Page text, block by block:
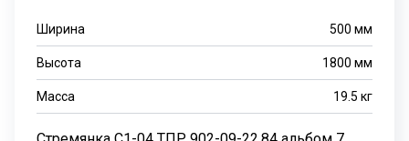
Ширина 500 мм
Высота 1800 мм
Масса 19.5 кг